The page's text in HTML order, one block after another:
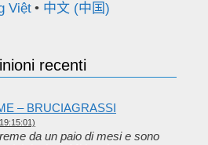
Việt 中文 (中国)
recenti
– BRUCIAGRASSI
da un paio di mesi e sono